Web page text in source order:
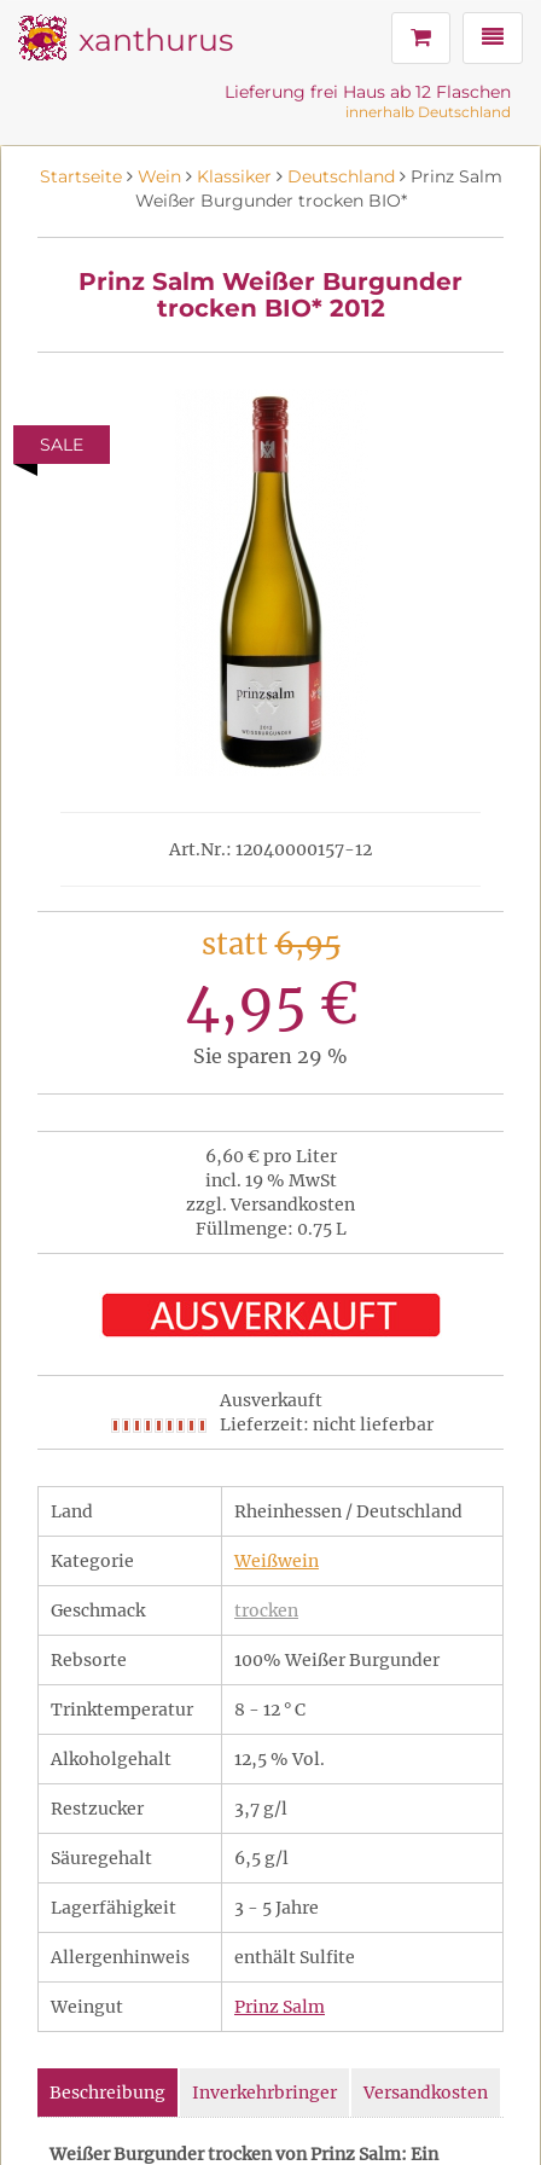
xanthurus
Lieferung frei Haus ab 12 Flaschen
innerhalb Deutschland
Startseite Wein Klassiker Deutschland Prinz Salm
Weißer Burgunder trocken BIO*
Prinz Salm Weißer Burgunder
trocken BIO* 2012
SALE
Art.Nr.: 12040000157-12
statt6,95
4,95 €
Sie sparen 29 %
6,60 € pro Liter
incl. 19 % MwSt
zzgl. Versandkosten
Füllmenge: 0.75 L
Ausverkauft
Lieferzeit: nicht lieferbar
Land Rheinhessen / Deutschland
Kategorie Weißwein
Geschmack trocken
Rebsorte 100% Weißer Burgunder
Trinktemperatur 8 - 12 ° C
Alkoholgehalt 12,5 % Vol.
Restzucker 3,7 g/l
Säuregehalt 6,5 g/l
Lagerfähigkeit 3 - 5 Jahre
Allergenhinweis enthält Sulfite
Weingut Prinz Salm
Beschreibung Inverkehrbringer Versandkosten
Weißer Burgunder trocken von Prinz Salm: Ein